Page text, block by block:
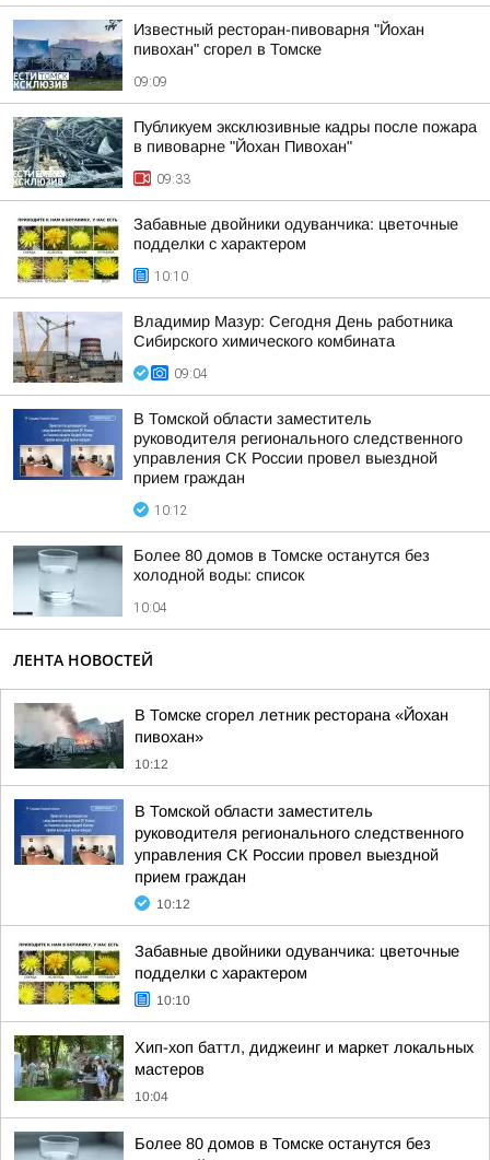
Известный ресторан-пивоварня "Йохан
пивохан" сгорел в Томске
09:09
Публикуем эксклюзивные кадры после пожара
в пивоварне "Йохан Пивохан"
09:33
Забавные двойники одуванчика: цветочные
подделки с характером
10:10
Владимир Мазур: Сегодня День работника
Сибирского химического комбината
09:04
В Томской области заместитель
руководителя регионального следственного
управления СК России провел выездной
прием граждан
10:12
Более 80 домов в Томске останутся без
холодной воды: список
10:04
ЛЕНТА НОВОСТЕЙ
В Томске сгорел летник ресторана «Йохан
пивохан»
10:12
В Томской области заместитель
руководителя регионального следственного
управления СК России провел выездной
прием граждан
10:12
Забавные двойники одуванчика: цветочные
подделки с характером
10:10
Хип-хоп баттл, диджеинг и маркет локальных
мастеров
10:04
Более 80 домов в Томске останутся без